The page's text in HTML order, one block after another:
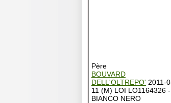
Père
BOUVARD
DELL'OLTREPO' 2011-
11 (M) LOI LO1164326 -
BIANCO NERO